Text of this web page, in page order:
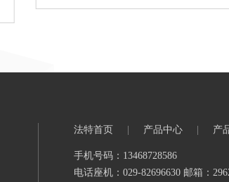
法特首页 产品中心 产
手机号码：13468728586
电话座机：029-82696630 邮箱：